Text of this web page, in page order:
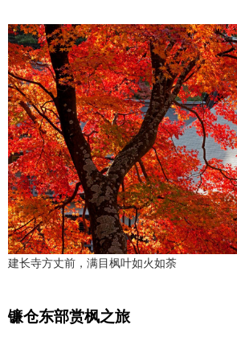
建长寺方丈前，满目枫叶如火如荼
镰仓东部赏枫之旅